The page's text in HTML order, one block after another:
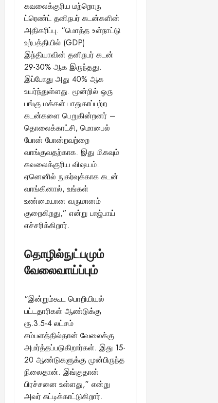
கவலைக்குரிய மற்றொரு
ட்ரெண்ட் தனிநபர் கடன்களின்
அதிகரிப்பு. “மொத்த உள்நாட்டு
உற்பத்தியில் (GDP)
இந்தியாவின் தனிநபர் கடன்
29-30% ஆக இருந்தது.
இப்போது அது 40% ஆக
உயர்ந்துள்ளது. மூன்றில் ஒரு
பங்கு மக்கள் பாதுகாப்பற்ற
கடன்களை பெறுகின்றனர் –
தொலைக்காட்சி, மொபைல்
போன் போன்றவற்றை
வாங்குவதற்காக. இது மிகவும்
கவலைக்குரிய விஷயம்.
ஏனெனில் நுகர்வுக்காக கடன்
வாங்கினால், உங்கள்
உண்மையான வருமானம்
குறைகிறது,” என்று பாஜ்பாய்
எச்சரிக்கிறார்.
தொழில்நுட்பமும்
வேலைவாய்ப்பும்
“இன்றும்கூட பொறியியல்
பட்டதாரிகள் ஆண்டுக்கு
ரூ.3.5-4 லட்சம்
சம்பளத்தில்தான் வேலைக்கு
அமர்த்தப்படுகிறார்கள். இது 15-
20 ஆண்டுகளுக்கு முன்பிருந்த
நிலைதான். இங்குதான்
பிரச்சனை உள்ளது,” என்று
அவர் சுட்டிக்காட்டுகிறார்.